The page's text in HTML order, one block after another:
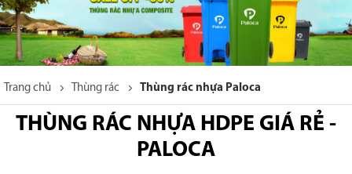
Trang chủ Thùng rác Thùng rác nhựa Paloca
THÙNG RÁC NHỰA HDPE GIÁ RẺ -
PALOCA